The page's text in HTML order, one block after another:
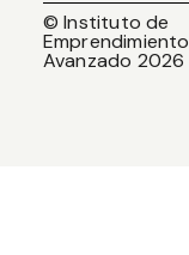
© Instituto de
Emprendimiento
Avanzado 2026